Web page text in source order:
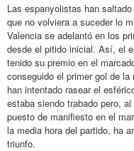
Las espanyolistas han
que no volviera a suceder lo
Valencia se adelantó en los
desde el pitido inicial. Así, el
tenido su premio en el
conseguido el primer gol de
han intentado rasear el
estaba siendo trabado pero,
puesto de manifiesto en el
la media hora del partido, ha
triunfo.